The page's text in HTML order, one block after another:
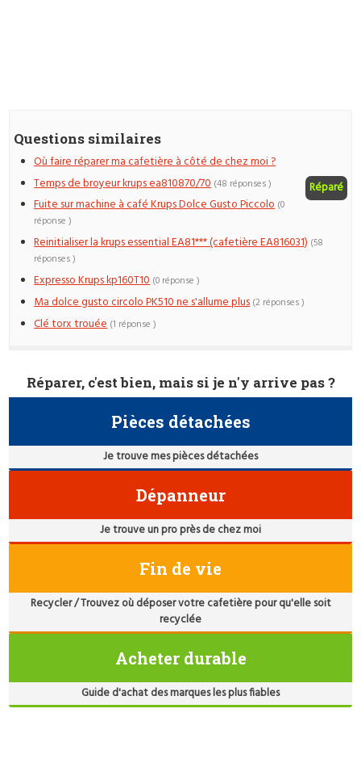
Questions similaires
Où faire réparer ma cafetière à côté de chez moi ?
Temps de broyeur krups ea810870/70
Réparé
(48 réponses )
Fuite sur machine à café Krups Dolce Gusto Piccolo (0
réponse )
Reinitialiser la krups essential EA81*** (cafetière EA816031) (58
réponses )
Expresso Krups kp160T10 (0 réponse )
Ma dolce gusto circolo PK510 ne s'allume plus (2 réponses )
Clé torx trouée (1 réponse )
Réparer, c'est bien, mais si je n'y arrive pas ?
Pièces détachées
Je trouve mes pièces détachées
Dépanneur
Je trouve un pro près de chez moi
Fin de vie
Recycler / Trouvez où déposer votre cafetière pour qu'elle soit
recyclée
Acheter durable
Guide d'achat des marques les plus fiables